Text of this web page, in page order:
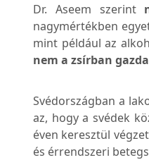
Dr. Aseem szerint
nagymértékben
mint például az
nem a zsírban
Svédországban a
az, hogy a svédek
éven keresztül
és érrendszeri